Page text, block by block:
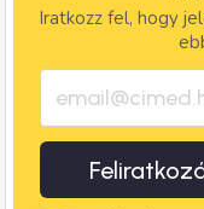
Iratkozz fel, hogy